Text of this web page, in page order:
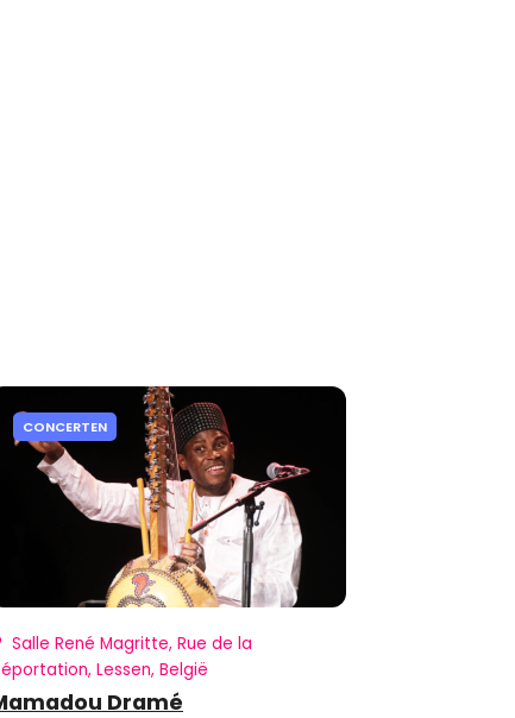
CONCERTEN
Salle René Magritte, Rue de la
Lessen, België
Dramé